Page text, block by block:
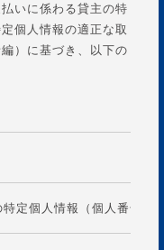
いに係わる貸主の特
個人情報の適正な取
）に基づき、以下の
定個人情報（個人番号